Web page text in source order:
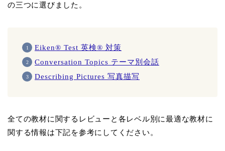
の三つに選びました。
Eiken® Test 英検® 対策
Conversation Topics テーマ別会話
Describing Pictures 写真描写
全ての教材に関するレビューと各レベル別に最適な教材に
関する情報は下記を参考にしてください。